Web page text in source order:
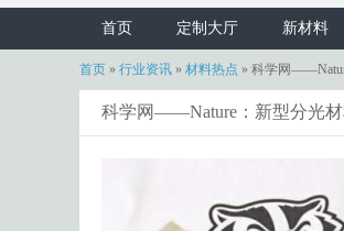
首页 定制大厅 新材料
首页 » 行业资讯 » 材料热点 » 科学网
科学网——Nature：新型分光